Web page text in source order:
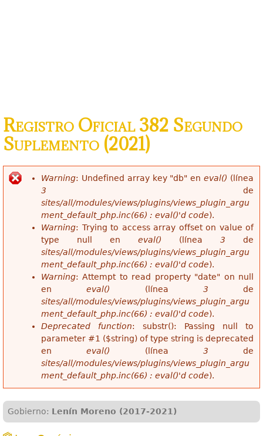
Registro Oficial 382 Segundo
Suplemento (2021)
Mensaje de error
Warning: Undefined array key "db" eneval() (línea
3 de
sites/all/modules/views/plugins/views_plugin_argu
ment_default_php.inc(66) : eval()'d code).
Warning: Trying to access array offset on value of
type null en eval() (línea 3 de
sites/all/modules/views/plugins/views_plugin_argu
ment_default_php.inc(66) : eval()'d code).
Warning: Attempt to read property "date" on null
eneval() (línea 3 de
sites/all/modules/views/plugins/views_plugin_argu
ment_default_php.inc(66) : eval()'d code).
Deprecated function: substr(): Passing null to
parameter #1 ($string) of type string is deprecated
eneval() (línea 3 de
sites/all/modules/views/plugins/views_plugin_argu
ment_default_php.inc(66) : eval()'d code).
Gobierno: Lenín Moreno (2017-2021)